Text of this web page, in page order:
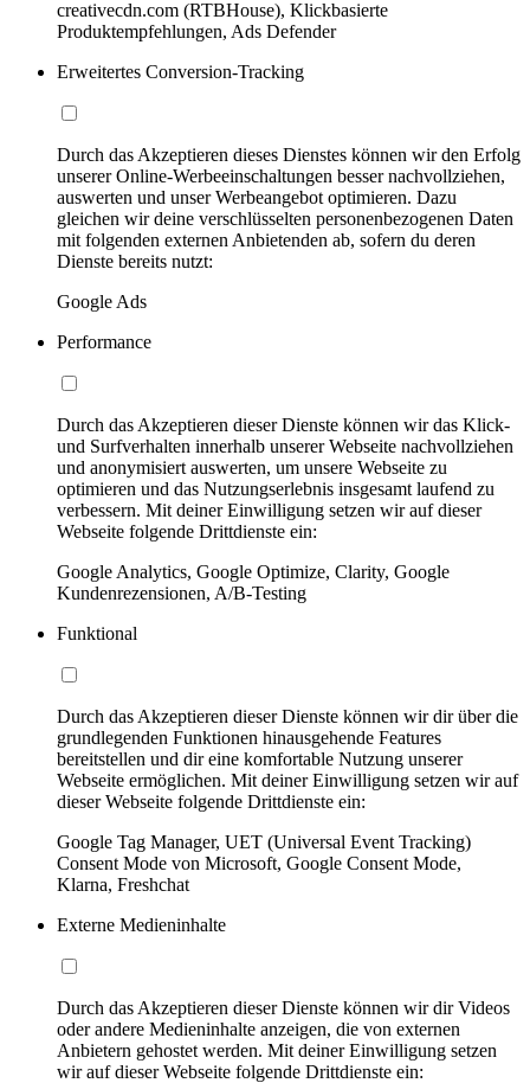
creativecdn.com (RTBHouse), Klickbasierte
Produktempfehlungen, Ads Defender
Erweitertes Conversion-Tracking
Durch das Akzeptieren dieses Dienstes können wir den Erfolg
unserer Online-Werbeeinschaltungen besser nachvollziehen,
auswerten und unser Werbeangebot optimieren. Dazu
gleichen wir deine verschlüsselten personenbezogenen Daten
mit folgenden externen Anbietenden ab, sofern du deren
Dienste bereits nutzt:
Google Ads
Performance
Durch das Akzeptieren dieser Dienste können wir das Klick-
und Surfverhalten innerhalb unserer Webseite nachvollziehen
und anonymisiert auswerten, um unsere Webseite zu
optimieren und das Nutzungserlebnis insgesamt laufend zu
verbessern. Mit deiner Einwilligung setzen wir auf dieser
Webseite folgende Drittdienste ein:
Google Analytics, Google Optimize, Clarity, Google
Kundenrezensionen, A/B-Testing
Funktional
Durch das Akzeptieren dieser Dienste können wir dir über die
grundlegenden Funktionen hinausgehende Features
bereitstellen und dir eine komfortable Nutzung unserer
Webseite ermöglichen. Mit deiner Einwilligung setzen wir auf
dieser Webseite folgende Drittdienste ein:
Google Tag Manager, UET (Universal Event Tracking)
Consent Mode von Microsoft, Google Consent Mode,
Klarna, Freshchat
Externe Medieninhalte
Durch das Akzeptieren dieser Dienste können wir dir Videos
oder andere Medieninhalte anzeigen, die von externen
Anbietern gehostet werden. Mit deiner Einwilligung setzen
wir auf dieser Webseite folgende Drittdienste ein: